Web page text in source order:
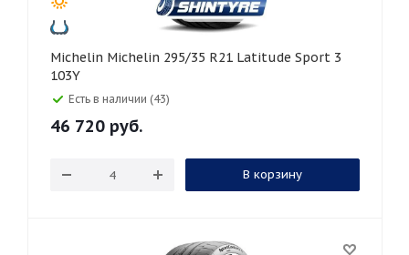
Michelin Michelin 295/35 R21 Latitude Sport 3
103Y
Есть в наличии (43)
46 720 руб.
В корзину